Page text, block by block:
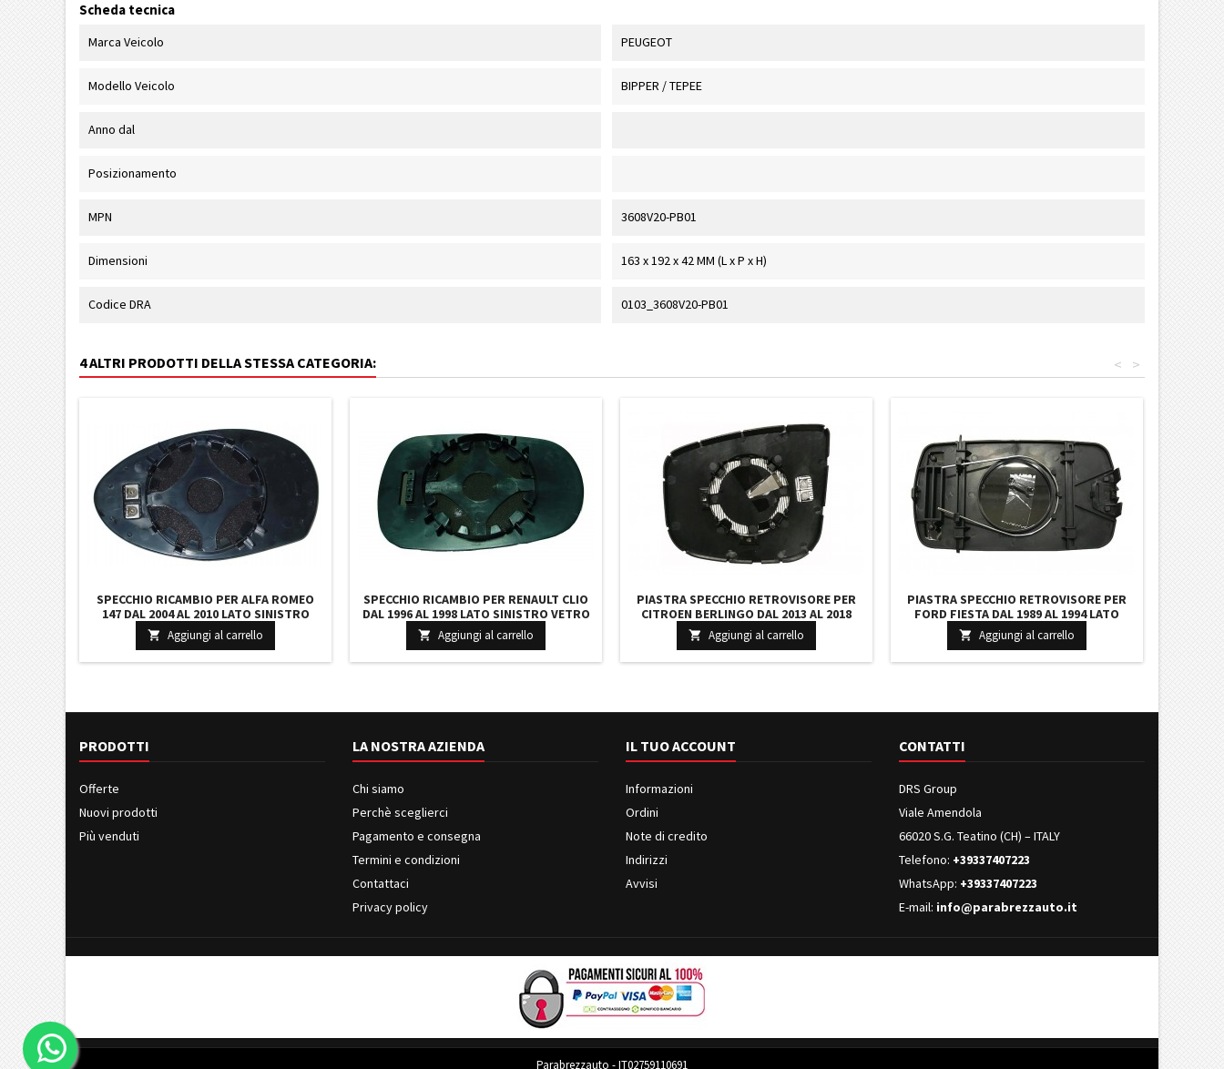
Scheda tecnica
Marca Veicolo PEUGEOT
Modello Veicolo BIPPER / TEPEE
Anno dal
Posizionamento
MPN 3608V20-PB01
Dimensioni 163 x 192 x 42 MM (L x P x H)
Codice DRA 0103_3608V20-PB01
4 ALTRI PRODOTTI DELLA STESSA CATEGORIA: >
<
SPECCHIO RICAMBIO PER ALFA ROMEO
147 DAL 2004 AL 2010 LATO SINISTRO
VETRO ASFERISCO RISCALDATO
 Aggiungi al carrello
SPECCHIO RICAMBIO PER RENAULT CLIO
DAL 1996 AL 1998 LATO SINISTRO VETRO
ASFERISCO 7701040255 7701040426
 Aggiungi al carrello
PIASTRA SPECCHIO RETROVISORE PER
CITROEN BERLINGO DAL 2013 AL 2018
LATO SINISTRO RISCALDATO
RISCALDATO V.RET. EL 1608181280
 Aggiungi al carrello
PIASTRA SPECCHIO RETROVISORE PER
FORD FIESTA DAL 1989 AL 1994 LATO
DESTRO RISCALDATO IN COLORE
ARGENTO 6198613 1007638
 Aggiungi al carrello
PRODOTTI
Offerte
Nuovi prodotti
Più venduti
LA NOSTRA AZIENDA
Chi siamo
Perchè sceglierci
Pagamento e consegna
Termini e condizioni
Contattaci
Privacy policy
IL TUO ACCOUNT
Informazioni
Ordini
Note di credito
Indirizzi
Avvisi
CONTATTI
DRS Group
Viale Amendola
66020 S.G. Teatino (CH) – ITALY
Telefono: +39337407223
WhatsApp: +39337407223
E-mail: info@parabrezzauto.it
Parabrezzauto - IT02759110691